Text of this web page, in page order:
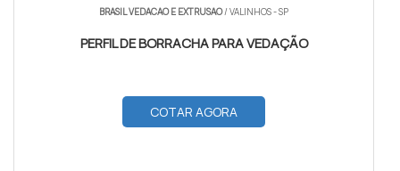
BRASIL VEDACAO E EXTRUSAO/ VALINHOS - SP
PERFIL DE BORRACHA PARA VEDAÇÃO
COTAR AGORA